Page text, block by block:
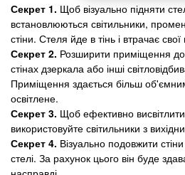
Секрет 1. Щоб візуально підняти
встановлюються світильники,
стіни. Стеля йде в тінь і втрачає
Секрет 2. Розширити приміщення
стінах дзеркала або інші
Приміщення здається більш
освітлене.
Секрет 3. Щоб ефективно
використовуйте світильники з
Секрет 4. Візуально подовжити
стелі. За рахунок цього він буде